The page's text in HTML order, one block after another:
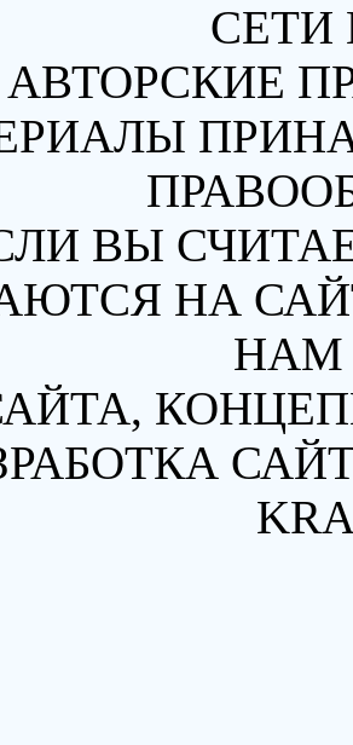
СЕТИ
АВТОРСКИЕ
ВЫ
НА
НАМ